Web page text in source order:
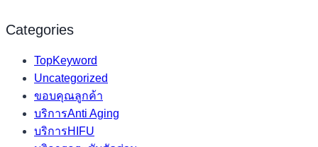
Categories
TopKeyword
Uncategorized
ขอบคุณลูกค้า
บริการAnti Aging
บริการHIFU